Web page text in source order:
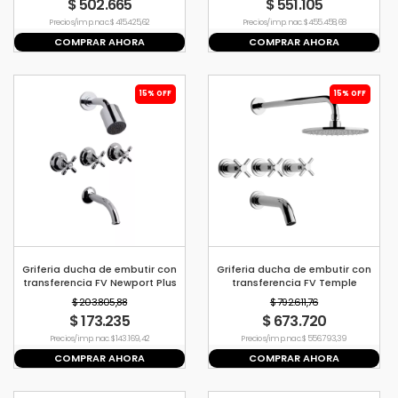
$ 502.665
Precio s/imp. nac. $ 415.425,62
COMPRAR AHORA
$ 551.105
Precio s/imp. nac. $ 455.458,68
COMPRAR AHORA
15% OFF
Griferia ducha de embutir con
transferencia FV Newport Plus
$ 203.805,88
$ 173.235
Precio s/imp. nac. $ 143.169,42
COMPRAR AHORA
15% OFF
Griferia ducha de embutir con
transferencia FV Temple
$ 792.611,76
$ 673.720
Precio s/imp. nac. $ 556.793,39
COMPRAR AHORA